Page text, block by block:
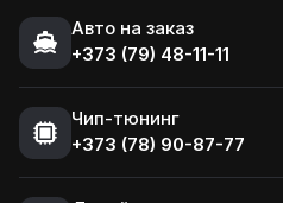
Авто на заказ
+373 (79) 48-11-11
Чип-тюнинг
+373 (78) 90-87-77